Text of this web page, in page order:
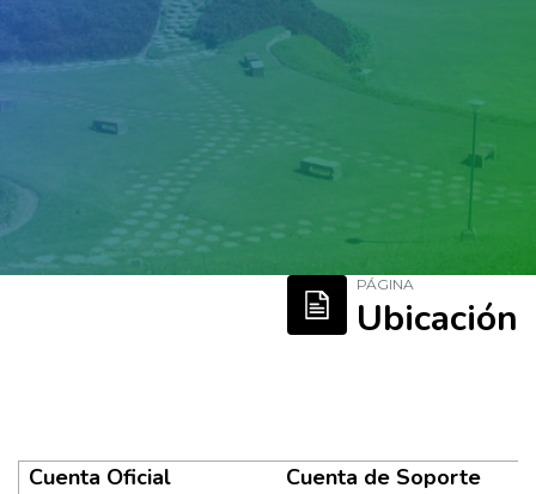
PÁGINA
Ubicación
Cuenta Oficial Cuenta de Soporte